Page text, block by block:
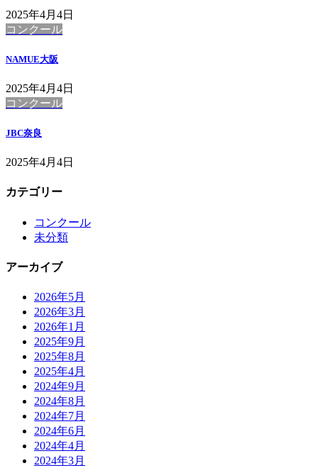
2025年4月4日
コンクール
NAMUE大阪
2025年4月4日
コンクール
JBC奈良
2025年4月4日
カテゴリー
コンクール
未分類
アーカイブ
2026年5月
2026年3月
2026年1月
2025年9月
2025年8月
2025年4月
2024年9月
2024年8月
2024年7月
2024年6月
2024年4月
2024年3月